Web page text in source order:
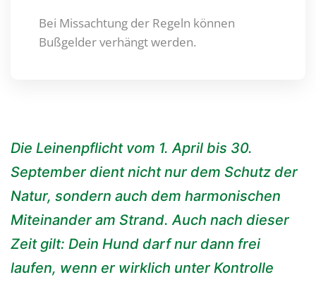
Bei Missachtung der Regeln können
Bußgelder verhängt werden.
Die Leinenpflicht vom 1. April bis 30.
September dient nicht nur dem Schutz der
Natur, sondern auch dem harmonischen
Miteinander am Strand. Auch nach dieser
Zeit gilt: Dein Hund darf nur dann frei
laufen, wenn er wirklich unter Kontrolle